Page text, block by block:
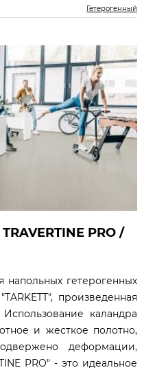
Гетерогенный
PRO /
напольных гетерогенных
произведенная
каландра
и жесткое полотно,
деформации,
PRO" - это идеальное